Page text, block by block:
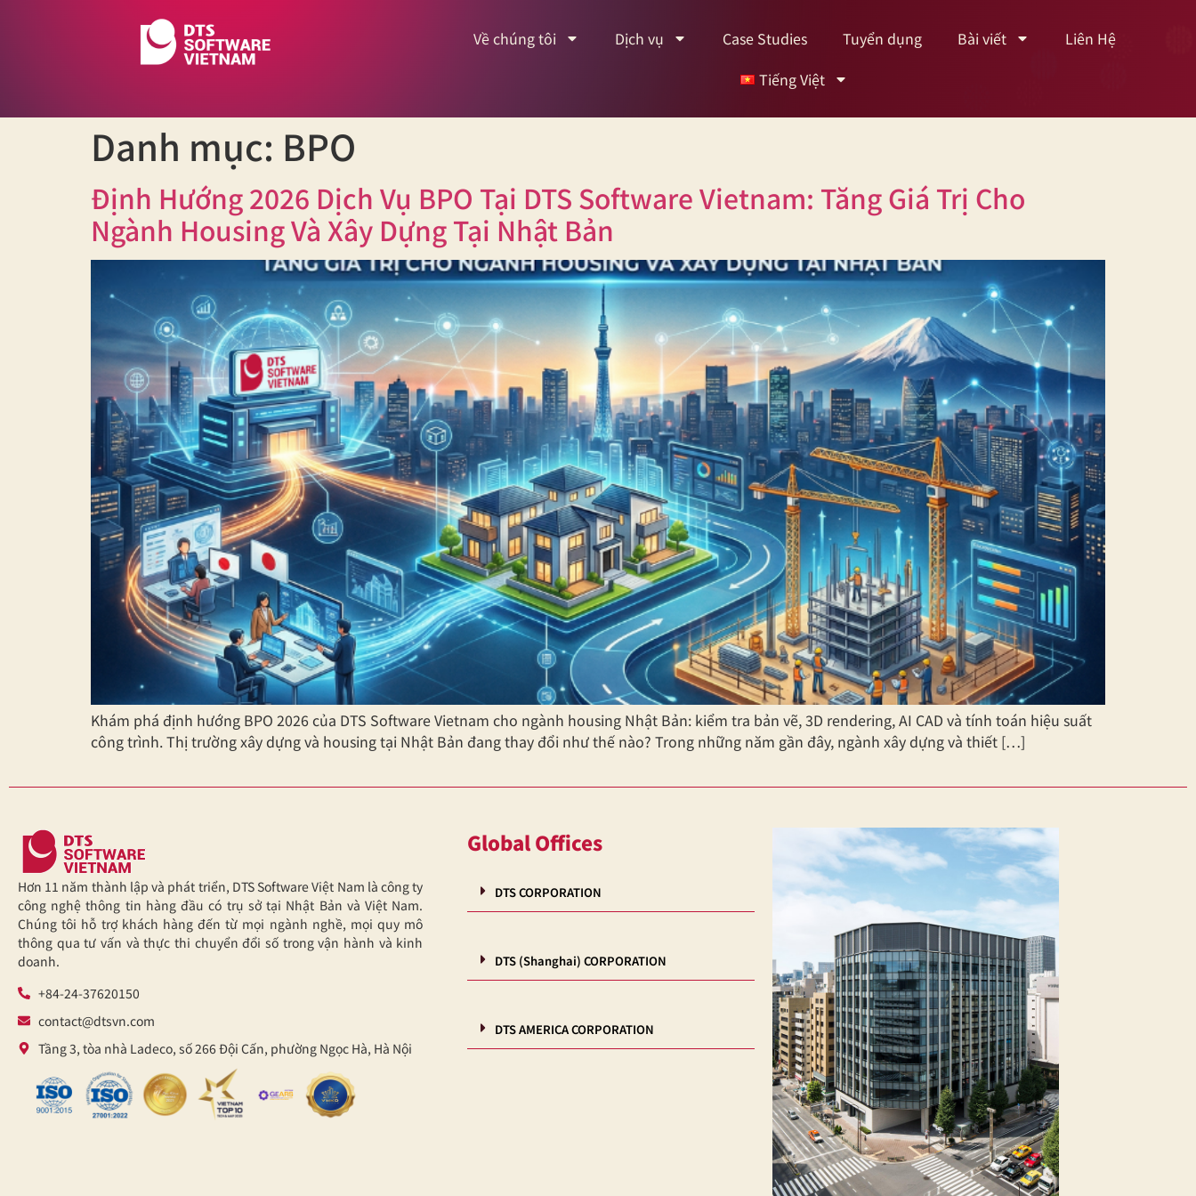
Về chúng tôi Dịch vụ Case Studies Tuyển dụng Bài viết
Liên Hệ
Tiếng Việt
Danh mục: BPO
Định Hướng 2026 Dịch Vụ BPO Tại DTS Software Vietnam: Tăng Giá Trị Cho
Ngành Housing Và Xây Dựng Tại Nhật Bản
Khám phá định hướng BPO 2026 của DTS Software Vietnam cho ngành housing Nhật Bản: kiểm tra bản vẽ, 3D rendering, AI CAD và tính toán hiệu suất
công trình. Thị trường xây dựng và housing tại Nhật Bản đang thay đổi như thế nào? Trong những năm gần đây, ngành xây dựng và thiết […]
Hơn 11 năm thành lập và phát triển, DTS Software Việt Nam là công ty
công nghệ thông tin hàng đầu có trụ sở tại Nhật Bản và Việt Nam.
Chúng tôi hỗ trợ khách hàng đến từ mọi ngành nghề, mọi quy mô
thông qua tư vấn và thực thi chuyển đổi số trong vận hành và kinh
doanh.
+84-24-37620150
contact@dtsvn.com
Tầng 3, tòa nhà Ladeco, số 266 Đội Cấn, phường Ngọc Hà, Hà Nội
Global Offices
DTS CORPORATION
DTS (Shanghai) CORPORATION
DTS AMERICA CORPORATION